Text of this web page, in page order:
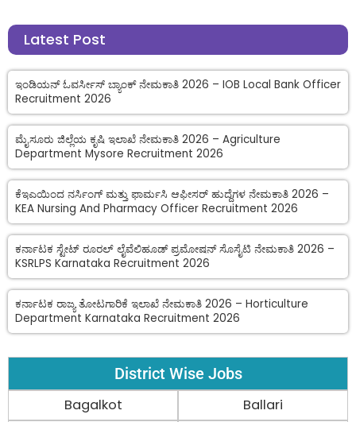
Latest Post
ಇಂಡಿಯನ್ ಓವರ್ಸೀಸ್ ಬ್ಯಾಂಕ್ ನೇಮಕಾತಿ 2026 – IOB Local Bank Officer
Recruitment 2026
ಮೈಸೂರು ಜಿಲ್ಲೆಯ ಕೃಷಿ ಇಲಾಖೆ ನೇಮಕಾತಿ 2026 – Agriculture
Department Mysore Recruitment 2026
ಕೆಇಎಯಿಂದ ನರ್ಸಿಂಗ್ ಮತ್ತು ಫಾರ್ಮಸಿ ಆಫೀಸರ್ ಹುದ್ದೆಗಳ ನೇಮಕಾತಿ 2026 –
KEA Nursing And Pharmacy Officer Recruitment 2026
ಕರ್ನಾಟಕ ಸ್ಟೇಟ್ ರೂರಲ್ ಲೈವೆಲಿಹೂಡ್ ಪ್ರಮೋಷನ್ ಸೊಸೈಟಿ ನೇಮಕಾತಿ 2026 –
KSRLPS Karnataka Recruitment 2026
ಕರ್ನಾಟಕ ರಾಜ್ಯ ತೋಟಗಾರಿಕೆ ಇಲಾಖೆ ನೇಮಕಾತಿ 2026 – Horticulture
Department Karnataka Recruitment 2026
District Wise Jobs
Bagalkot
Ballari